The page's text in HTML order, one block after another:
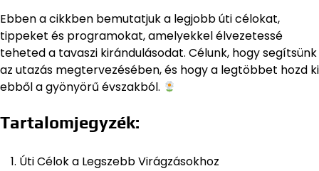
Ebben a cikkben bemutatjuk a legjobb úti célokat,
tippeket és programokat, amelyekkel élvezetessé
teheted a tavaszi kirándulásodat. Célunk, hogy segítsünk
az utazás megtervezésében, és hogy a legtöbbet hozd ki
ebből a gyönyörű évszakból.
Tartalomjegyzék:
Úti Célok a Legszebb Virágzásokhoz